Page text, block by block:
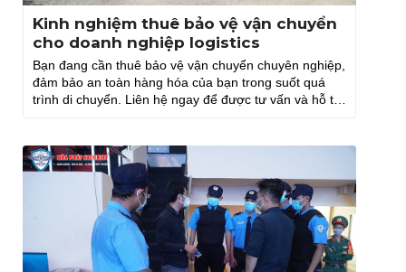
Kinh nghiệm thuê bảo vệ vận chuyển
cho doanh nghiệp logistics
Bạn đang cần thuê bảo vệ vận chuyển chuyên nghiệp,
đảm bảo an toàn hàng hóa của bạn trong suốt quá
trình di chuyển. Liên hệ ngay để được tư vấn và hỗ trợ